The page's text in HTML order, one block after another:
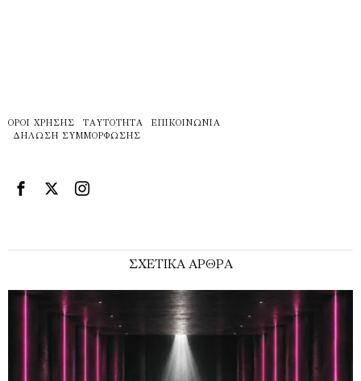
ΌΡΟΙ ΧΡΉΣΗΣ ΤΑΥΤΌΤΗΤΑ
ΕΠΙΚΟΙΝΩΝΊΑ
ΔΉΛΩΣΗ ΣΥΜΜΌΡΦΩΣΗΣ
ΣΧΕΤΙΚΑ ΑΡΘΡΑ